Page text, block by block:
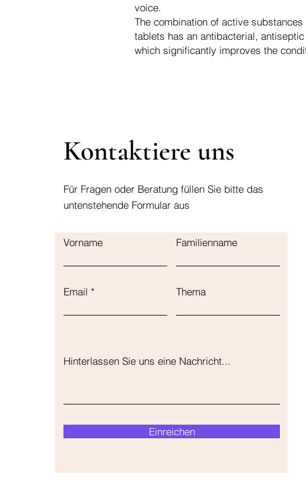
voice.
The combination of active
tablets has an antibacterial,
which significantly improves the
Kontaktiere uns
Für Fragen oder Beratung füllen Sie bitte das
untenstehende Formular aus
Vorname Familienname
Email Thema
Hinterlassen Sie uns eine Nachricht...
Einreichen